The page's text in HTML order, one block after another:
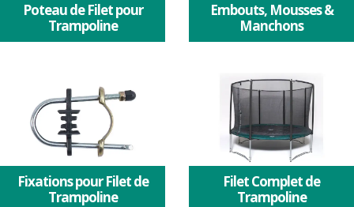
Poteau de Filet pour
Trampoline
Embouts, Mousses &
Manchons
Fixations pour Filet de
Trampoline
Filet Complet de
Trampoline